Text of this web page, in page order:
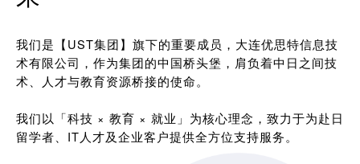
我们是【UST集团】旗下的重要成员，大连优思特信息技
术有限公司，作为集团的中国桥头堡，肩负着中日之间技
术、人才与教育资源桥接的使命。
我们以「科技 × 教育 × 就业」为核心理念，致力于为赴日
留学者、IT人才及企业客户提供全方位支持服务。